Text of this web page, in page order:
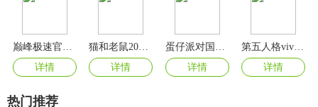
详情
详情
详情
详情
热门推荐